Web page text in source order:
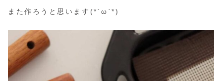
また作ろうと思います(*´ω`*)